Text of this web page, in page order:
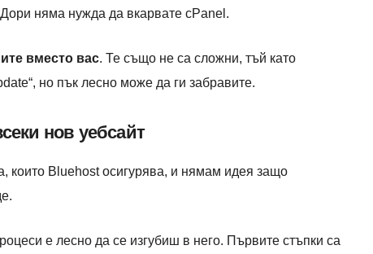
Дори няма нужда да вкарвате cPanel.
вместо вас. Те също не са сложни, тъй като
но пък лесно може да ги забравите.
нов уебсайт
които Bluehost осигурява, и нямам идея защо
е лесно да се изгубиш в него. Първите стъпки са